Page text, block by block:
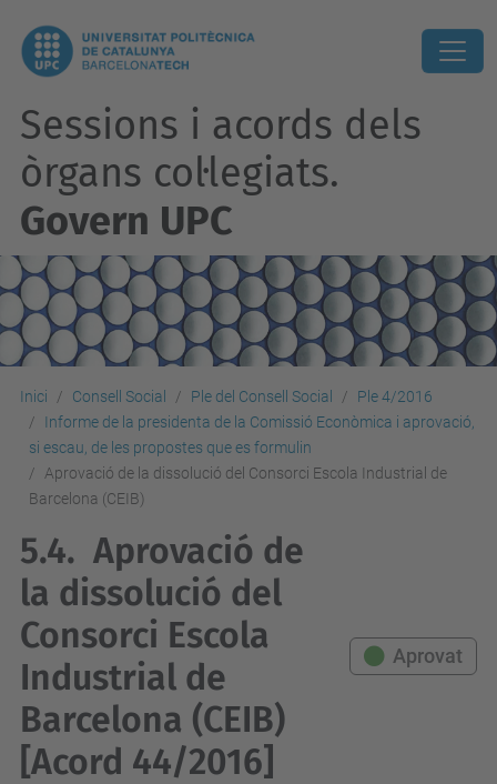
Sessions i acords dels
òrgans col·legiats.
Govern UPC
Inici Consell Social Ple del Consell Social
Ple 4/2016
Informe de la presidenta de la Comissió Econòmica i aprovació,
si escau, de les propostes que es formulin
Aprovació de la dissolució del Consorci Escola Industrial de
Barcelona (CEIB)
5.4. Aprovació de
la dissolució del
Consorci Escola
Industrial de
Barcelona (CEIB)
[Acord 44/2016]
Aprovat